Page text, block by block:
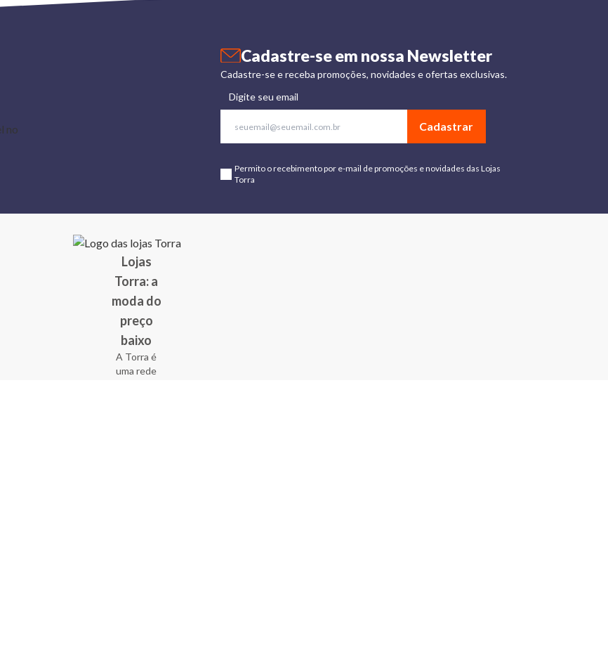
Cadastre-se em nossa Newsletter
Cadastre-se e receba promoções, novidades e ofertas exclusivas.
Digite seu email
Cadastrar
Permito o recebimento por e-mail de promoções e novidades das Lojas
Torra
Lojas
Torra: a
moda do
preço
baixo
A Torra é
uma rede